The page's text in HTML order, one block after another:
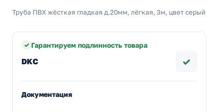
Труба ПВХ жёсткая гладкая д.20мм, лёгкая, 3м, цвет серый
Гарантируем подлинность товара
DKC ✓
Документация